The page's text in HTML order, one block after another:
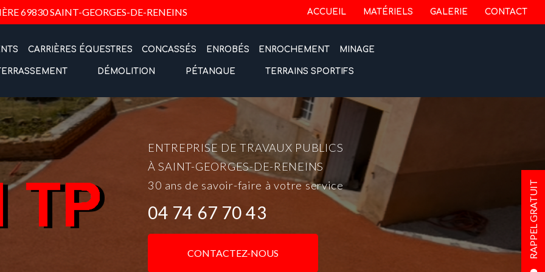
69830 SAINT-GEORGES-DE-RENEINS
RAPPEL GRATUIT
Navigation secondaire
ACCUEIL MATÉRIELS GALERIE CONTACT
CARRIÈRES ÉQUESTRES CONCASSÉS ENROBÉS ENROCHEMENT MINAGE
DÉMOLITION PÉTANQUE TERRAINS SPORTIFS
ENTREPRISE DE TRAVAUX PUBLICS
À SAINT-GEORGES-DE-RENEINS
30 ans de savoir-faire à votre service
04 74 67 70 43
CONTACTEZ-NOUS